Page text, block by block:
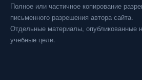
Полное или частичное копирование
письменного разрешения автора сайта.
Отдельные материалы, опубликованные
учебные цели.